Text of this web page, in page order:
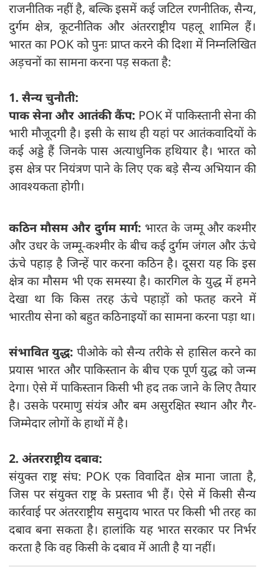
राजनीतिक नहीं है, बल्कि इसमें कई जटिल रणनीतिक, सैन्य,
दुर्गम क्षेत्र, कूटनीतिक और अंतरराष्ट्रीय पहलू शामिल हैं।
भारत का POK को पुनः प्राप्त करने की दिशा में निम्नलिखित
अड़चनों का सामना करना पड़ सकता है:
1. सैन्य चुनौती:
पाक सेना और आतंकी कैंप: POK में पाकिस्तानी सेना की
भारी मौजूदगी है। इसी के साथ ही यहां पर आतंकवादियों के
कई अड्डे हैं जिनके पास अत्याधुनिक हथियार है। भारत को
इस क्षेत्र पर नियंत्रण पाने के लिए एक बड़े सैन्य अभियान की
आवश्यकता होगी।
कठिन मौसम और दुर्गम मार्ग: भारत के जम्मू और कश्मीर
और उधर के जम्मू-कश्मीर के बीच कई दुर्गम जंगल और ऊंचे
ऊंचे पहाड़ है जिन्हें पार करना कठिन है। दूसरा यह कि इस
क्षेत्र का मौसम भी एक समस्या है। कारगिल के युद्ध में हमने
देखा था कि किस तरह ऊंचे पहाड़ों को फतह करने में
भारतीय सेना को बहुत कठिनाइयों का सामना करना पड़ा था।
संभावित युद्ध:पीओके को सैन्य तरीके से हासिल करने का
प्रयास भारत और पाकिस्तान के बीच एक पूर्ण युद्ध को जन्म
देगा। ऐसे में पाकिस्तान किसी भी हद तक जाने के लिए तैयार
है। उसके परमाणु संयंत्र और बम असुरक्षित स्थान और गैर-
जिम्मेदार लोगों के हाथों में है।
2. अंतरराष्ट्रीय दबाव:
संयुक्त राष्ट्र संघ: POK एक विवादित क्षेत्र माना जाता है,
जिस पर संयुक्त राष्ट्र के प्रस्ताव भी हैं। ऐसे में किसी सैन्य
कार्रवाई पर अंतरराष्ट्रीय समुदाय भारत पर किसी भी तरह का
दबाव बना सकता है। हालांकि यह भारत सरकार पर निर्भर
करता है कि वह किसी के दबाव में आती है या नहीं।